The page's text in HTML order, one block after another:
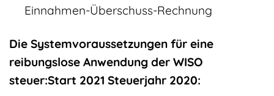
Einnahmen-Überschuss-Rechnung
Die Systemvoraussetzungen für eine
reibungslose Anwendung der WISO
steuer:Start 2021 Steuerjahr 2020: